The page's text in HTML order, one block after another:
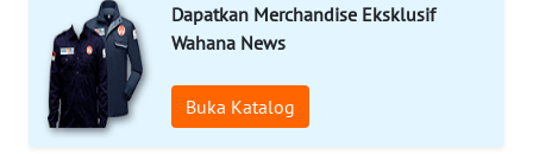
Dapatkan Merchandise Eksklusif
Wahana News
Buka Katalog
SPORT
WAHANA
UMKM